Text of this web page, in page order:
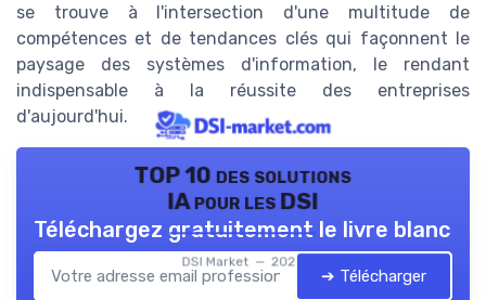
se trouve à l'intersection d'une multitude de
compétences et de tendances clés qui façonnent le
paysage des systèmes d'information, le rendant
indispensable à la réussite des entreprises
d'aujourd'hui.
TOP 10 des solutions
IA pour les DSI
DSI Market — 2026
Téléchargez gratuitement le livre blanc
➔ Télécharger